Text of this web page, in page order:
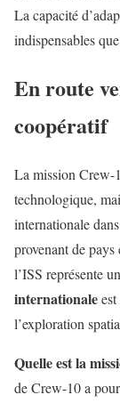
La capacité
indispensables
En route
coopératif
La mission Crew-
technologique,
internationale
provenant de
l’ISS représente
internationale
l’exploration
Quelle est la
de Crew-10 a